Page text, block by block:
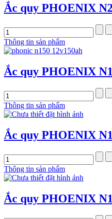
Ắc quy PHOENIX
Thông tin sản phẩm
Ắc quy PHOENIX
Thông tin sản phẩm
Ắc quy PHOENIX
Thông tin sản phẩm
Ắc quy PHOENIX